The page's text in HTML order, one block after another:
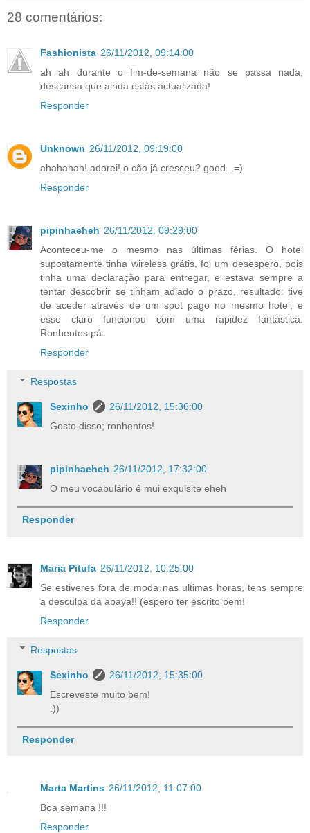
28 comentários:
Fashionista 26/11/2012, 09:14:00
ah ah durante o fim-de-semana não se passa nada,
descansa que ainda estás actualizada!
Responder
Unknown 26/11/2012, 09:19:00
ahahahah! adorei! o cão já cresceu? good...=)
Responder
pipinhaeheh 26/11/2012, 09:29:00
Aconteceu-me o mesmo nas últimas férias. O hotel
supostamente tinha wireless grátis, foi um desespero, pois
tinha uma declaração para entregar, e estava sempre a
tentar descobrir se tinham adiado o prazo, resultado: tive
de aceder através de um spot pago no mesmo hotel, e
esse claro funcionou com uma rapidez fantástica.
Ronhentos pá.
Responder
Respostas
Sexinho
26/11/2012, 15:36:00
Gosto disso; ronhentos!
pipinhaeheh 26/11/2012, 17:32:00
O meu vocabulário é mui exquisite eheh
Responder
Maria Pitufa 26/11/2012, 10:25:00
Se estiveres fora de moda nas ultimas horas, tens sempre
a desculpa da abaya!! (espero ter escrito bem!
Responder
Respostas
Sexinho
26/11/2012, 15:35:00
Escreveste muito bem!
:))
Responder
Marta Martins 26/11/2012, 11:07:00
Boa semana !!!
Responder